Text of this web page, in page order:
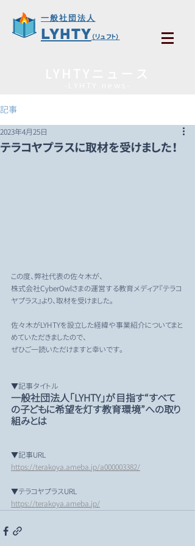
一般社団法人
LYHTY （リュフト）
記事
テラコヤプラスに取材を受けました！
2023年4月25日
この度、弊社代表の佐々木が、
株式会社CyberOwlさまの運営する教育メディア『テラコ
ヤプラス』より、取材を受けました。
佐々木がLYHTYを設立した経緯や事業紹介についてまと
めていただきましたので、
ぜひご一読いただけますと幸いです。
▼記事タイトル
一般社団法人「LYHTY」が目指す“すべて
の子どもに希望を灯す教育環境”への取り
組みとは
▼記事URL
https://terakoya.ameba.jp/a000003382/
▼テラコヤプラスURL
https://terakoya.ameba.jp/